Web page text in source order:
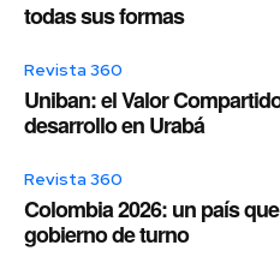
todas sus formas
Revista 360
Uniban: el Valor
desarrollo en Urabá
Revista 360
Colombia 2026: un país
gobierno de turno